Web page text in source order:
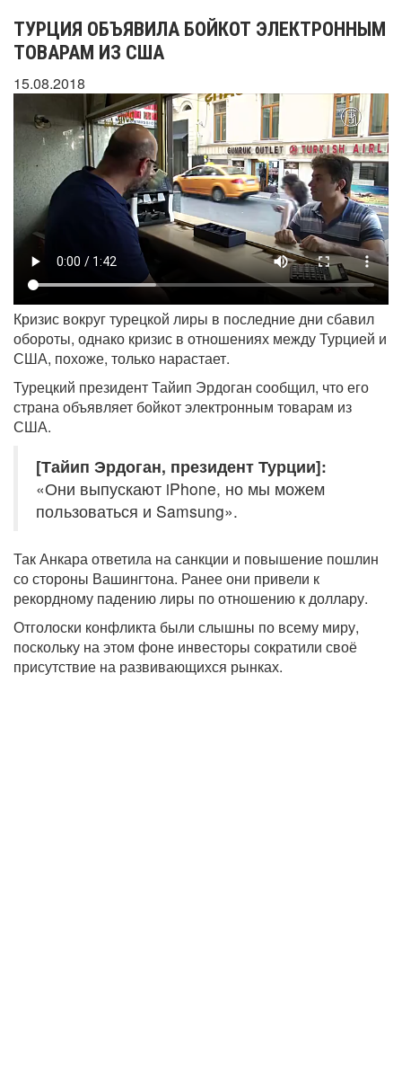
ТУРЦИЯ ОБЪЯВИЛА БОЙКОТ ЭЛЕКТРОННЫМ
ТОВАРАМ ИЗ США
15.08.2018
Кризис вокруг турецкой лиры в последние дни сбавил
обороты, однако кризис в отношениях между Турцией и
США, похоже, только нарастает.
Турецкий президент Тайип Эрдоган сообщил, что его
страна объявляет бойкот электронным товарам из
США.
[Тайип Эрдоган, президент Турции]:
«Они выпускают iPhone, но мы можем
пользоваться и Samsung».
Так Анкара ответила на санкции и повышение пошлин
со стороны Вашингтона. Ранее они привели к
рекордному падению лиры по отношению к доллару.
Отголоски конфликта были слышны по всему миру,
поскольку на этом фоне инвесторы сократили своё
присутствие на развивающихся рынках.